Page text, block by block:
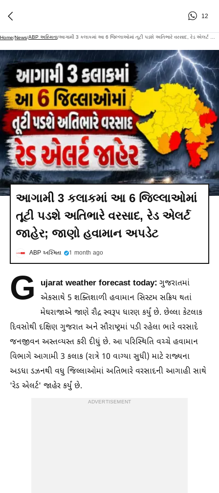
12
Home/News/ABP અસ્મિતા/
આગામી 3 કલાકમાં આ 6 જિલ્લાઓમાં
તૂટી પડશે અતિભારે વરસાદ, રેડ એલર્ટ
જાહેર; જાણો હવામાન અપડેટ
ABP અસ્મિતા 1 month ago
G ujarat weather forecast today: ગુજરાતમાં
એકસાથે 5 શક્તિશાળી હવામાન સિસ્ટમ સક્રિય થતાં
મેઘરાજાએ જાણે રૌદ્ર સ્વરૂપ ધારણ કર્યું છે. છેલ્લા કેટલાક
દિવસોથી દક્ષિણ ગુજરાત અને સૌરાષ્ટ્રમાં પડી રહેલા ભારે વરસાદે
જનજીવન અસ્તવ્યસ્ત કરી દીધું છે. આ પરિસ્થિતિ વચ્ચે હવામાન
વિભાગે આગામી 3 કલાક (રાત્રે 10 વાગ્યા સુધી) માટે રાજ્યના
અડધા ડઝનથી વધુ જિલ્લાઓમાં અતિભારે વરસાદની આગાહી સાથે
'રેડ એલર્ટ' જાહેર કર્યું છે.
ADVERTISEMENT